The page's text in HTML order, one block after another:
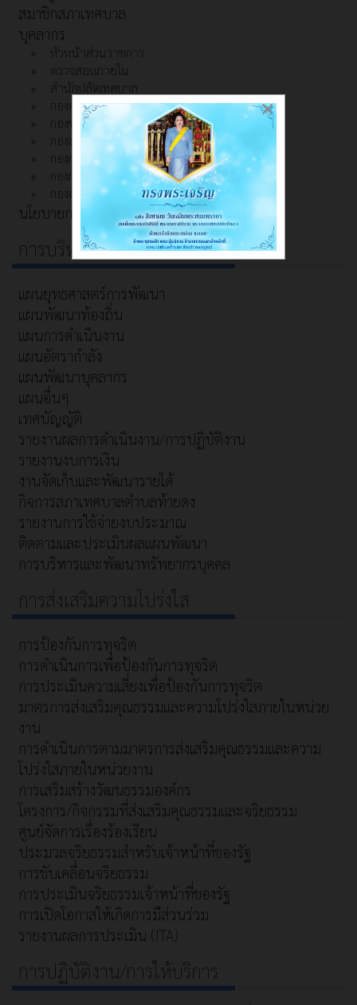
สมาชิกสภาเทศบาล
บุคลากร
หัวหน้าส่วนราชการ
ตรวจสอบภายใน
สำนักปลัดเทศบาล
กองคลัง
กองช่าง
กองสาธารณสุขและสิ่งแวดล้อม
กองการศึกษา
กองการประปา
กองสวัสดิการสังคม
นโยบายการคุ้มครองข้อมูลส่วนบุคคล
การบริหารงาน
แผนยุทธศาสตร์การพัฒนา
แผนพัฒนาท้องถิ่น
แผนการดำเนินงาน
แผนอัตรากำลัง
แผนพัฒนาบุคลากร
แผนอื่นๆ
เทศบัญญัติ
รายงานผลการดำเนินงาน/การปฏิบัติงาน
รายงานงบการเงิน
งานจัดเก็บและพัฒนารายได้
กิจการสภาเทศบาลตำบลท้ายดง
รายงานการใช้จ่ายงบประมาณ
ติดตามและประเมินผลแผนพัฒนา
การบริหารและพัฒนาทรัพยากรบุคคล
การส่งเสริมความโปร่งใส
การป้องกันการทุจริต
การดำเนินการเพื่อป้องกันการทุจริต
การประเมินความเสี่ยงเพื่อป้องกันการทุจริต
มาตรการส่งเสริมคุณธรรมและความโปร่งใสภายในหน่วย
งาน
การดำเนินการตามมาตรการส่งเสริมคุณธรรมและความ
โปร่งใสภายในหน่วยงาน
การเสริมสร้างวัฒนธรรมองค์กร
โครงการ/กิจกรรมที่ส่งเสริมคุณธรรมและจริยธรรม
ศูนย์จัดการเรื่องร้องเรียน
ประมวลจริยธรรมสำหรับเจ้าหน้าที่ของรัฐ
การขับเคลื่อนจริยธรรม
การประเมินจริยธรรมเจ้าหน้าที่ของรัฐ
การเปิดโอกาสให้เกิดการมีส่วนร่วม
รายงานผลการประเมิน (ITA)
การปฏิบัติงาน/การให้บริการ
×